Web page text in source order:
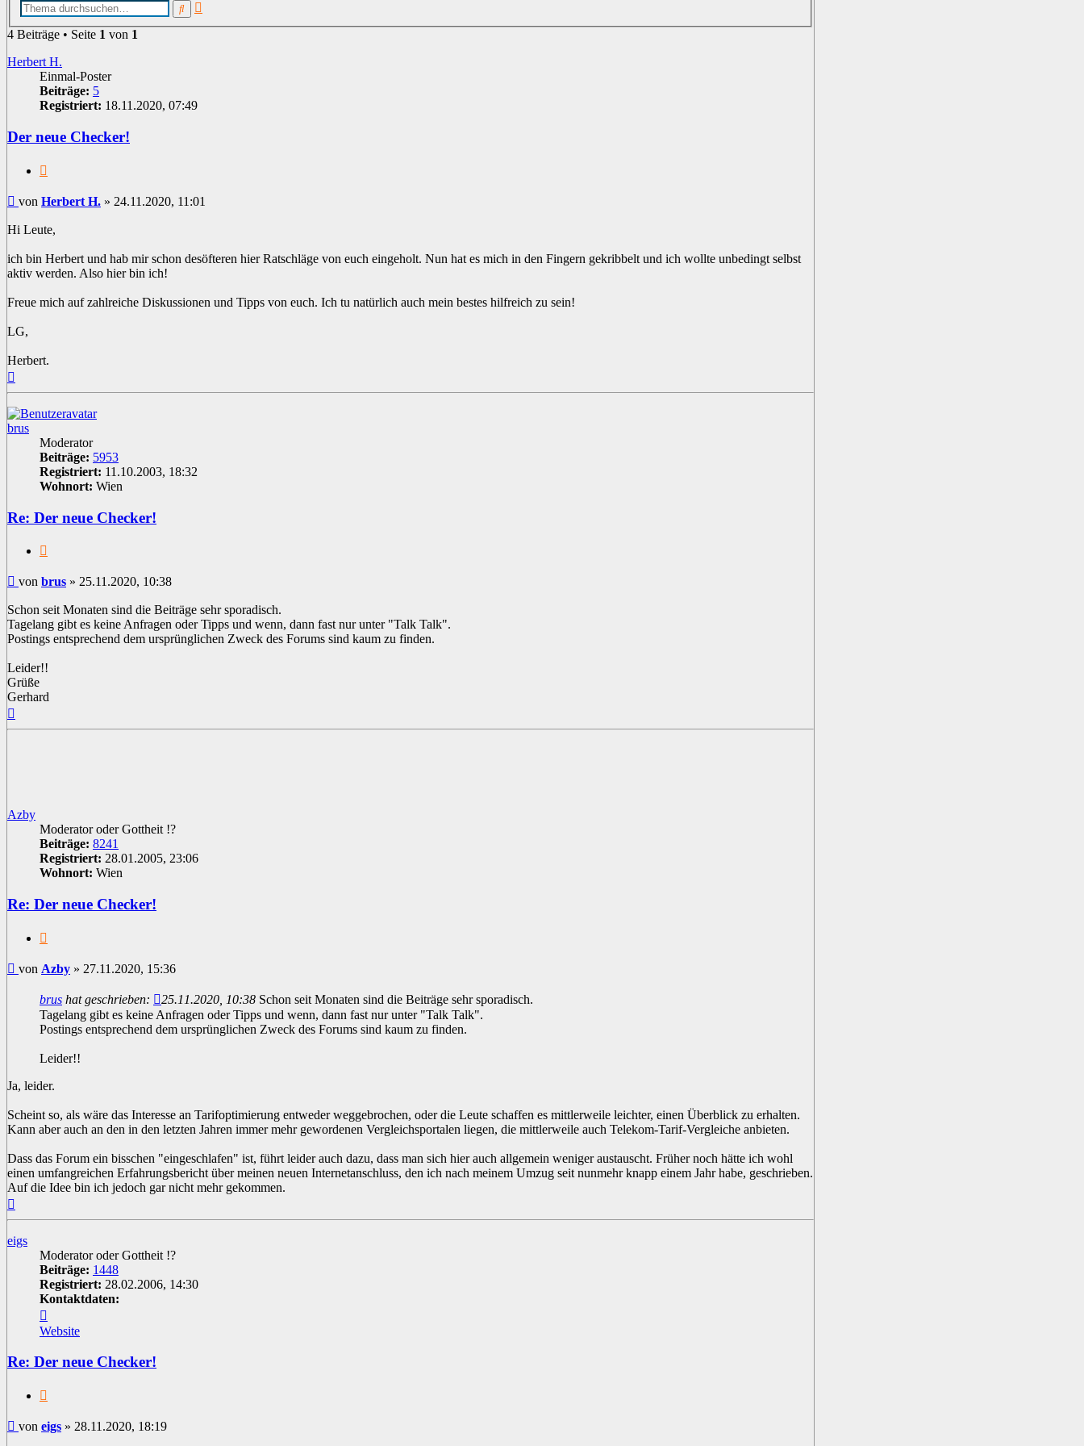
Suche
4 Beiträge • Seite 1 von 1
Herbert H.
Einmal-Poster
Beiträge: 5
Registriert: 18.11.2020, 07:49
Der neue Checker!
Beitrag
von Herbert H. » 24.11.2020, 11:01
Hi Leute,
ich bin Herbert und hab mir schon desöfteren hier Ratschläge von euch eingeholt. Nun hat es mich in den Fingern gekribbelt und ich wollte unbedingt selbst
aktiv werden. Also hier bin ich!
Freue mich auf zahlreiche Diskussionen und Tipps von euch. Ich tu natürlich auch mein bestes hilfreich zu sein!
LG,
Herbert.
brus
Moderator
Beiträge: 5953
Registriert: 11.10.2003, 18:32
Wohnort: Wien
Re: Der neue Checker!
Beitrag
von brus » 25.11.2020, 10:38
Schon seit Monaten sind die Beiträge sehr sporadisch.
Tagelang gibt es keine Anfragen oder Tipps und wenn, dann fast nur unter "Talk Talk".
Postings entsprechend dem ursprünglichen Zweck des Forums sind kaum zu finden.
Leider!!
Grüße
Gerhard
Azby
Moderator oder Gottheit !?
Beiträge: 8241
Registriert: 28.01.2005, 23:06
Wohnort: Wien
Re: Der neue Checker!
Beitrag
von Azby » 27.11.2020, 15:36
brus hat geschrieben: 25.11.2020, 10:38 Schon seit Monaten sind die Beiträge sehr sporadisch.
Tagelang gibt es keine Anfragen oder Tipps und wenn, dann fast nur unter "Talk Talk".
Postings entsprechend dem ursprünglichen Zweck des Forums sind kaum zu finden.
Leider!!
Ja, leider.
Scheint so, als wäre das Interesse an Tarifoptimierung entweder weggebrochen, oder die Leute schaffen es mittlerweile leichter, einen Überblick zu erhalten.
Kann aber auch an den in den letzten Jahren immer mehr gewordenen Vergleichsportalen liegen, die mittlerweile auch Telekom-Tarif-Vergleiche anbieten.
Dass das Forum ein bisschen "eingeschlafen" ist, führt leider auch dazu, dass man sich hier auch allgemein weniger austauscht. Früher noch hätte ich wohl
einen umfangreichen Erfahrungsbericht über meinen neuen Internetanschluss, den ich nach meinem Umzug seit nunmehr knapp einem Jahr habe, geschrieben.
Auf die Idee bin ich jedoch gar nicht mehr gekommen.
eigs
Moderator oder Gottheit !?
Beiträge: 1448
Registriert: 28.02.2006, 14:30
Kontaktdaten:
von
eigs
Website
Re: Der neue Checker!
Beitrag
von eigs » 28.11.2020, 18:19